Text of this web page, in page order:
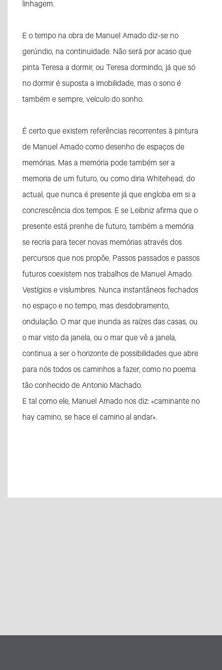
linhagem.
E o tempo na obra de Manuel Amado diz-se no
gerúndio, na continuidade. Não será por acaso que
pinta Teresa a dormir, ou Teresa dormindo, já que só
no dormir é suposta a imobilidade, mas o sono é
também e sempre, veículo do sonho.
É certo que existem referências recorrentes à pintura
de Manuel Amado como desenho de espaços de
memórias. Mas a memória pode também ser a
memoria de um futuro, ou como diria Whitehead, do
actual, que nunca é presente já que engloba em si a
concrescência dos tempos. E se Leibniz afirma que o
presente está prenhe de futuro, também a memória
se recria para tecer novas memórias através dos
percursos que nos propõe. Passos passados e passos
futuros coexistem nos trabalhos de Manuel Amado.
Vestígios e vislumbres. Nunca instantâneos fechados
no espaço e no tempo, mas desdobramento,
ondulação. O mar que inunda as raízes das casas, ou
o mar visto da janela, ou o mar que vê a janela,
continua a ser o horizonte de possibilidades que abre
para nós todos os caminhos a fazer, como no poema
tão conhecido de Antonio Machado.
E tal como ele, Manuel Amado nos diz: «caminante no
hay camino, se hace el camino al andar».